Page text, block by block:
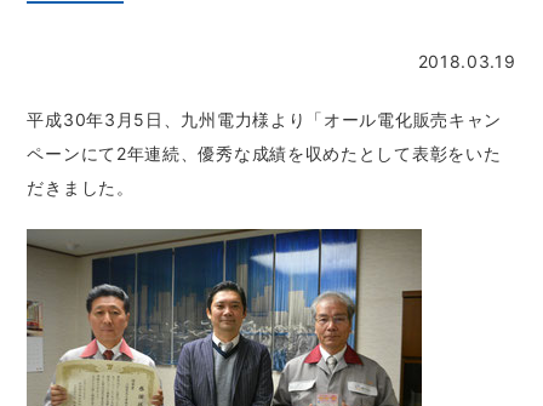
2018.03.19
平成30年3月5日、九州電力様より「オール電化販売キャン
ペーンにて2年連続、優秀な成績を収めたとして表彰をいた
だきました。